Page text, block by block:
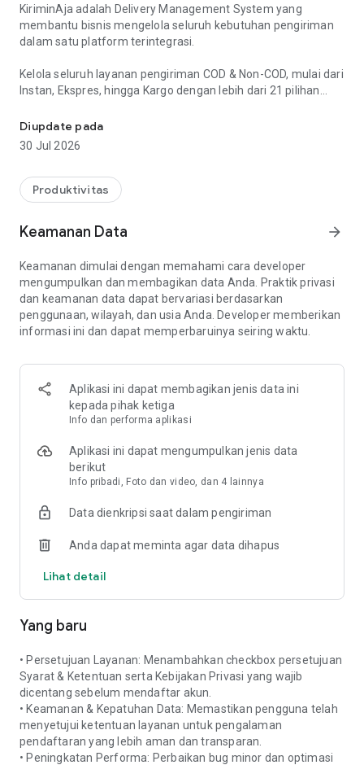
KiriminAja adalah Delivery Management System yang
membantu bisnis mengelola seluruh kebutuhan pengiriman
dalam satu platform terintegrasi.
Kelola seluruh layanan pengiriman COD & Non-COD, mulai dari
Instan, Ekspres, hingga Kargo dengan lebih dari 21 pilihan
Fitur & Benefit:
Regular, hingga Kargo hanya dalam satu dashboard.
Mendukung metode pembayaran COD tanpa harus lewat
pencairan di awal hingga maks. 50% saat paket dibawa kurir.
✅ Customer Support 24 Jam
Laporkan kendala paket melalui Ticket Support dan
terhubung langsung dengan tim Customer Support kami.
✅ Klaim Paket Terkendali
Proses klaim paket rusak atau bermasalah lebih mudah
dengan fitur Undelivery yang sudah terintegrasi dengan
ekspedisi.
✅ AjakKirim
Dapatkan penghasilan tambahan dengan mengajak rekan
dan sahabat menggunakan KiriminAja.
Informasi & Dukungan:
Email: support@kiriminaja.com
Dapatkan info terbaru dari KiriminAja melalui:
Website: kiriminaja.com
YouTube: KiriminAja
Diupdate pada
30 Jul 2026
Produktivitas
Keamanan Data arrow_forward
Keamanan dimulai dengan memahami cara developer
mengumpulkan dan membagikan data Anda. Praktik privasi
dan keamanan data dapat bervariasi berdasarkan
penggunaan, wilayah, dan usia Anda. Developer memberikan
informasi ini dan dapat memperbaruinya seiring waktu.
Aplikasi ini dapat membagikan jenis data ini
kepada pihak ketiga
Info dan performa aplikasi
Aplikasi ini dapat mengumpulkan jenis data
berikut
Info pribadi, Foto dan video, dan 4 lainnya
Data dienkripsi saat dalam pengiriman
Anda dapat meminta agar data dihapus
Lihat detail
Yang baru
• Persetujuan Layanan: Menambahkan checkbox persetujuan
Syarat & Ketentuan serta Kebijakan Privasi yang wajib
dicentang sebelum mendaftar akun.
• Keamanan & Kepatuhan Data: Memastikan pengguna telah
menyetujui ketentuan layanan untuk pengalaman
pendaftaran yang lebih aman dan transparan.
• Peningkatan Performa: Perbaikan bug minor dan optimasi